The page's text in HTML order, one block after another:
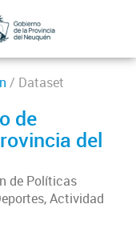
/ Dataset
de
del
de Políticas
Actividad